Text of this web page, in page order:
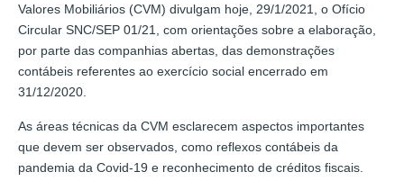
Valores Mobiliários (CVM) divulgam hoje, 29/1/2021, o Ofício
Circular SNC/SEP 01/21, com orientações sobre a elaboração,
por parte das companhias abertas, das demonstrações
contábeis referentes ao exercício social encerrado em
31/12/2020.
As áreas técnicas da CVM esclarecem aspectos importantes
que devem ser observados, como reflexos contábeis da
pandemia da Covid-19 e reconhecimento de créditos fiscais.